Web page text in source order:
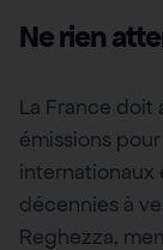
Ne rien
La France doit
émissions
internationaux
décennies à
Reghezza,